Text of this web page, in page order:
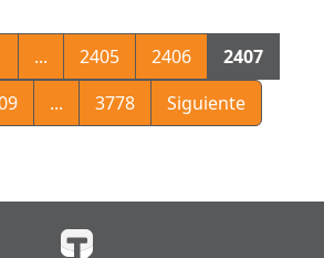
... 2405 2406
2407
... 3778 Siguiente